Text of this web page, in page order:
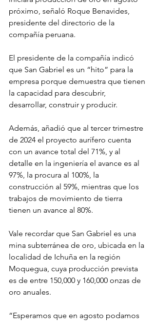
próximo, señaló Roque Benavides,
presidente del directorio de la
compañía peruana.
El presidente de la compañía indicó
que San Gabriel es un “hito” para la
empresa porque demuestra que tienen
la capacidad para descubrir,
desarrollar, construir y producir.
Además, añadió que al tercer trimestre
de 2024 el proyecto aurífero cuenta
con un avance total del 71%, y al
detalle en la ingeniería el avance es al
97%, la procura al 100%, la
construcción al 59%, mientras que los
trabajos de movimiento de tierra
tienen un avance al 80%.
Vale recordar que San Gabriel es una
mina subterránea de oro, ubicada en la
localidad de Ichuña en la región
Moquegua, cuya producción prevista
es de entre 150,000 y 160,000 onzas de
oro anuales.
“Esperamos que en agosto podamos